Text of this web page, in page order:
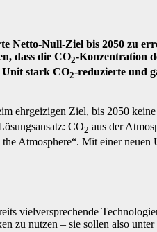
Null-Ziel bis 2050 zu
dass die CO2-Konzentration
Unit stark CO2-reduzierte und
ehrgeizigen Ziel, bis 2050
CO2 aus der
Atmosphere“. Mit einer neuen
vielversprechende
zu nutzen – sie sollen also